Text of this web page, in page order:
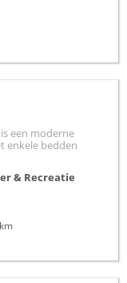
een moderne
enkele bedden
& Recreatie